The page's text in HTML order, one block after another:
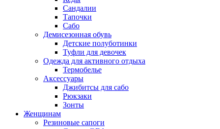
Сандалии
Тапочки
Сабо
Демисезонная обувь
Детские полуботинки
Туфли для девочек
Одежда для активного отдыха
Термобелье
Аксессуары
Джибитсы для сабо
Рюкзаки
Зонты
Женщинам
Резиновые сапоги